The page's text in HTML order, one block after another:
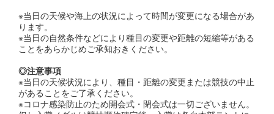
※当日の天候や海上の状況によって時間が変更になる場合があ
ります。
※当日の自然条件などにより種目の変更や距離の短縮等がある
ことをあらかじめご承知おきください。
◎注意事項
※当日の天候状況により、種目・距離の変更または競技の中止
があることをご了承ください。
※コロナ感染防止のため開会式・閉会式は一切ございません。